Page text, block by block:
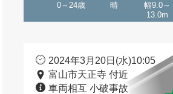
0～24歳 晴
幅9.0～
13.0m
2024年3月20日(水)10:05
富山市天正寺 付近
車両相互 小破事故